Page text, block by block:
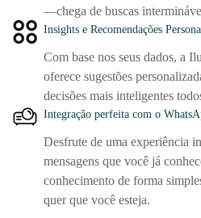
—chega de buscas
Insights e Recomendações
Com base nos seus dados, a
oferece sugestões
decisões mais inteligentes
Integração perfeita com o
Desfrute de uma experiência
mensagens que você já
conhecimento de forma
quer que você esteja.